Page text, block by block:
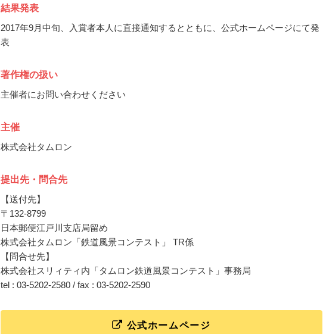
結果発表
2017年9月中旬、入賞者本人に直接通知するとともに、公式ホームページにて発
表
著作権の扱い
主催者にお問い合わせください
主催
株式会社タムロン
提出先・問合先
【送付先】
〒132-8799
日本郵便江戸川支店局留め
株式会社タムロン「鉄道風景コンテスト」 TR係
【問合せ先】
株式会社スリィティ内「タムロン鉄道風景コンテスト」事務局
tel : 03-5202-2580 / fax : 03-5202-2590
公式ホームページ